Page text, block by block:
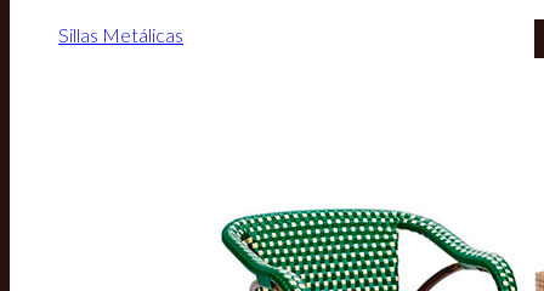
Sillas Metálicas